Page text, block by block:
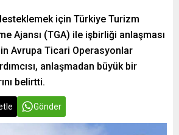
için Türkiye Turizm
Ajansı (TGA) ile işbirliği anlaşması
Avrupa Ticari Operasyonlar
anlaşmadan büyük bir
belirtti.
Gönder